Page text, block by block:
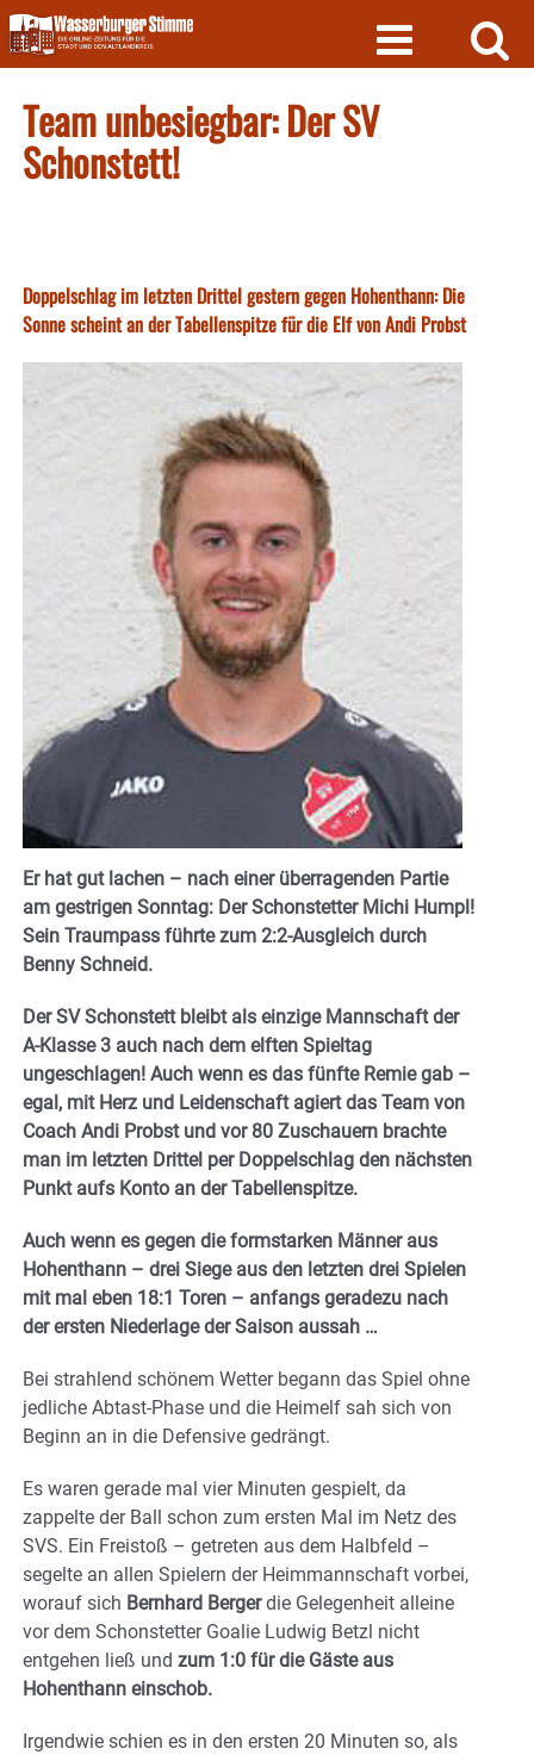
Skip
to
content
Team unbesiegbar: Der SV
Schonstett!
Doppelschlag im letzten Drittel gestern gegen Hohenthann: Die
Sonne scheint an der Tabellenspitze für die Elf von Andi Probst
Er hat gut lachen – nach einer überragenden Partie
am gestrigen Sonntag: Der Schonstetter Michi Humpl!
Sein Traumpass führte zum 2:2-Ausgleich durch
Benny Schneid.
Der SV Schonstett bleibt als einzige Mannschaft der
A-Klasse 3 auch nach dem elften Spieltag
ungeschlagen! Auch wenn es das fünfte Remie gab –
egal, mit Herz und Leidenschaft agiert das Team von
Coach Andi Probst und vor 80 Zuschauern brachte
man im letzten Drittel per Doppelschlag den nächsten
Punkt aufs Konto an der Tabellenspitze.
Auch wenn es gegen die formstarken Männer aus
Hohenthann – drei Siege aus den letzten drei Spielen
mit mal eben 18:1 Toren – anfangs geradezu nach
der ersten Niederlage der Saison aussah …
Bei strahlend schönem Wetter begann das Spiel ohne
jedliche Abtast-Phase und die Heimelf sah sich von
Beginn an in die Defensive gedrängt.
Es waren gerade mal vier Minuten gespielt, da
zappelte der Ball schon zum ersten Mal im Netz des
SVS. Ein Freistoß – getreten aus dem Halbfeld –
segelte an allen Spielern der Heimmannschaft vorbei,
worauf sich Bernhard Bergerdie Gelegenheit alleine
vor dem Schonstetter Goalie Ludwig Betzl nicht
entgehen ließ und zum 1:0 für die Gäste aus
Hohenthann einschob.
Irgendwie schien es in den ersten 20 Minuten so, als